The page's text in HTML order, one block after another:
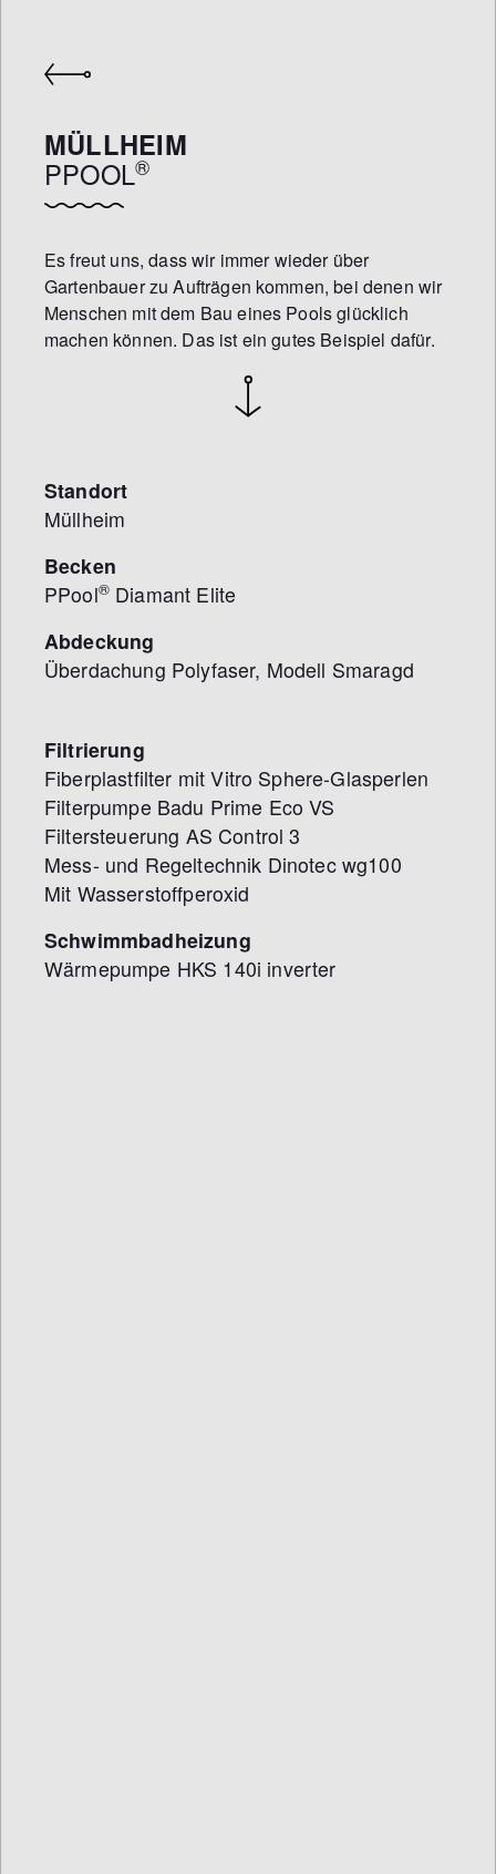
MÜLLHEIM
PPOOL®
Es freut uns, dass wir immer wieder über
Gartenbauer zu Aufträgen kommen, bei denen wir
Menschen mit dem Bau eines Pools glücklich
machen können. Das ist ein gutes Beispiel dafür.
Standort
Müllheim
Becken
PPool®Diamant Elite
Abdeckung
Überdachung Polyfaser, Modell Smaragd
Filtrierung
Fiberplastfilter mit Vitro Sphere-Glasperlen
Filterpumpe Badu Prime Eco VS
Filtersteuerung AS Control 3
Mess- und Regeltechnik Dinotec wg100
Mit Wasserstoffperoxid
Schwimmbadheizung
Wärmepumpe HKS 140i inverter